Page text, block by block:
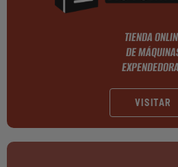
TIENDA
DE
VISITAR